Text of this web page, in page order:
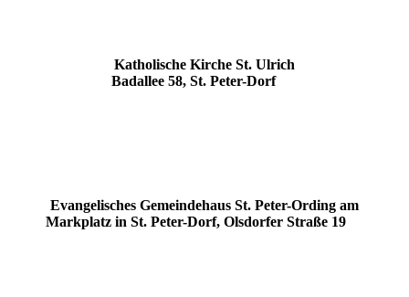
Katholische Kirche St. Ulrich
Badallee 58, St. Peter-Dorf
Evangelisches Gemeindehaus St. Peter-Ording am
Markplatz in St. Peter-Dorf, Olsdorfer Straße 19